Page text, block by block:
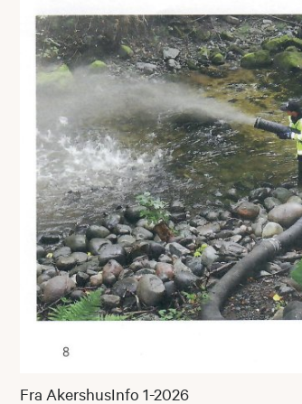
Fra AkershusInfo 1-2026